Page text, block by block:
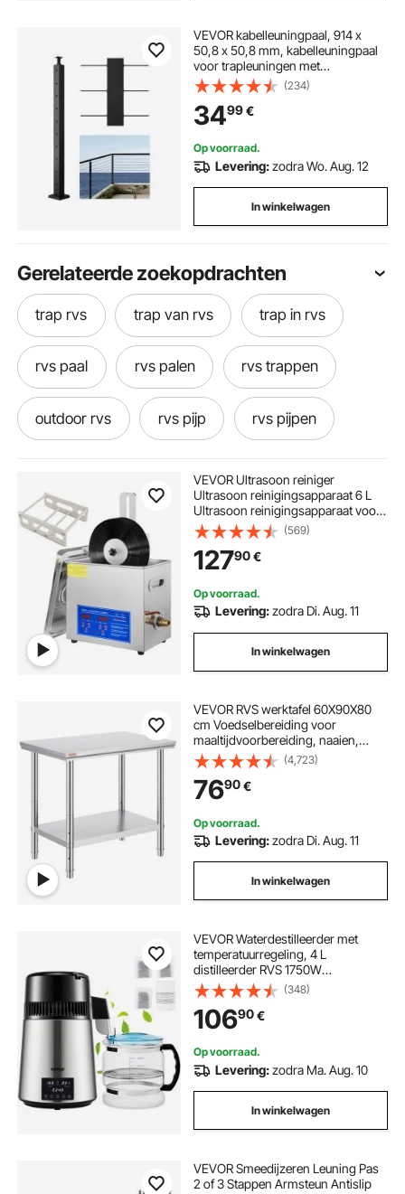
VEVOR kabelleuningpaal, 914 x
50,8 x 50,8 mm, kabelleuningpaal
voor trapleuningen met
voorgeboorde gaten L, roestvrij
staal SUS304, voor leuningen,
balustrades, zwart,
1JZLGZXHS914ZPBNY001V0
(234)
3499€
Op voorraad.
Levering:zodra Wo. Aug. 12
In winkelwagen
Gerelateerde zoekopdrachten
trap rvs trap van rvs trap in rvs
rvs paal rvs palen rvs trappen
outdoor rvs rvs pijp rvs pijpen
rvs zwembaden rvs op maat
rvs bak op maat rvs zwembad
VEVOR Ultrasoon reiniger
Ultrasoon reinigingsapparaat 6 L
Ultrasoon reinigingsapparaat voor
platen 180 W Instelbare tijd,
platenreiniger RVS 40 KHz
reinigingsapparaat
(569)
12790€
Op voorraad.
Levering:zodra Di. Aug. 11
In winkelwagen
VEVOR RVS werktafel 60X90X80
cm Voedselbereiding voor
maaltijdvoorbereiding, naaien,
wassen, knutselen, garagegebruik,
enz.
(4,723)
7690€
Op voorraad.
Levering:zodra Di. Aug. 11
In winkelwagen
VEVOR Waterdestilleerder met
temperatuurregeling, 4 L
distilleerder RVS 1750W
Waterdestilleerder Zuiver
waterdestilleerder met glazen kan,
1,5 L/H distillatieapparaat
Waterdestilleerder
(348)
10690€
Op voorraad.
Levering:zodra Ma. Aug. 10
In winkelwagen
VEVOR Smeedijzeren Leuning Pas
2 of 3 Stappen Armsteun Antislip